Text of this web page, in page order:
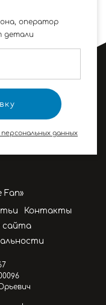
оператор
детали
данных
Fan»
Контакты
сайта